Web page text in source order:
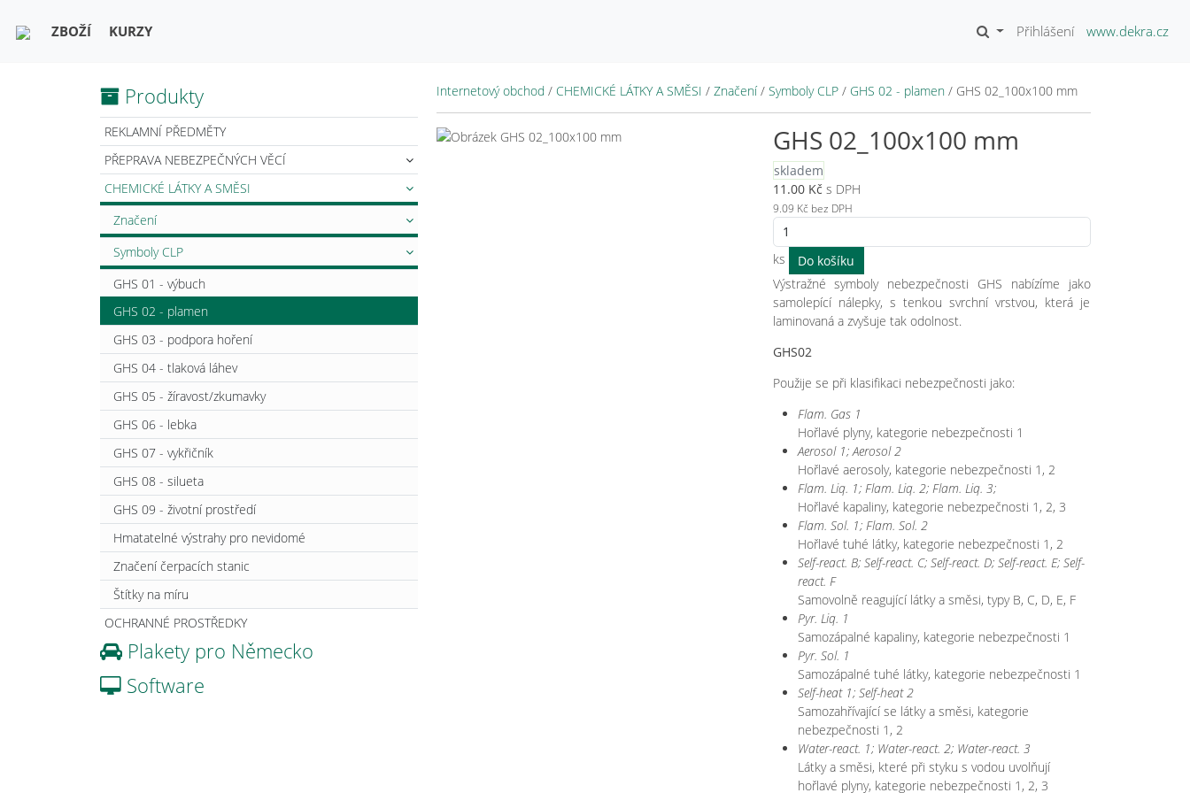
ZBOŽÍ KURZY Přihlášení www.dekra.cz
Produkty
REKLAMNÍ PŘEDMĚTY
PŘEPRAVA NEBEZPEČNÝCH VĚCÍ
CHEMICKÉ LÁTKY A SMĚSI
Značení
Symboly CLP
GHS 01 - výbuch
GHS 02 - plamen
GHS 03 - podpora hoření
GHS 04 - tlaková láhev
GHS 05 - žíravost/zkumavky
GHS 06 - lebka
GHS 07 - vykřičník
GHS 08 - silueta
GHS 09 - životní prostředí
Hmatatelné výstrahy pro nevidomé
Značení čerpacích stanic
Štítky na míru
OCHRANNÉ PROSTŘEDKY
Plakety pro Německo
Software
Internetový obchod / CHEMICKÉ LÁTKY A SMĚSI / Značení/ Symboly CLP/ GHS 02 - plamen/ GHS 02_100x100 mm
GHS 02_100x100 mm
skladem
11.00Kč s DPH
9.09 Kč bez DPH
ks
Výstražné symboly nebezpečnosti GHS nabízíme jako
samolepící nálepky, s tenkou svrchní vrstvou, která je
laminovaná a zvyšuje tak odolnost.
GHS02
Použije se při klasifikaci nebezpečnosti jako:
Flam. Gas 1
Hořlavé plyny, kategorie nebezpečnosti 1
Aerosol 1; Aerosol 2
Hořlavé aerosoly, kategorie nebezpečnosti 1, 2
Flam. Liq. 1; Flam. Liq. 2; Flam. Liq. 3;
Hořlavé kapaliny, kategorie nebezpečnosti 1, 2, 3
Flam. Sol. 1; Flam. Sol. 2
Hořlavé tuhé látky, kategorie nebezpečnosti 1, 2
Self-react. B; Self-react. C; Self-react. D; Self-react. E; Self-
react. F
Samovolně reagující látky a směsi, typy B, C, D, E, F
Pyr. Liq. 1
Samozápalné kapaliny, kategorie nebezpečnosti 1
Pyr. Sol. 1
Samozápalné tuhé látky, kategorie nebezpečnosti 1
Self-heat 1; Self-heat 2
Samozahřívající se látky a směsi, kategorie
nebezpečnosti 1, 2
Water-react. 1; Water-react. 2; Water-react. 3
Látky a směsi, které při styku s vodou uvolňují
hořlavé plyny, kategorie nebezpečnosti 1, 2, 3